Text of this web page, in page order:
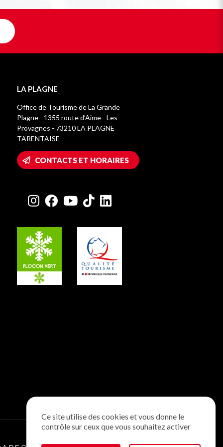
LA PLAGNE
Office de Tourisme de La Grande
Plagne - 1355 route d’Aime - Les
Provagnes - 73210 LA PLAGNE
TARENTAISE
CONTACTS ET HORAIRES
Ce site utilise des cookies et vous donne le
contrôle sur ceux que vous souhaitez activer